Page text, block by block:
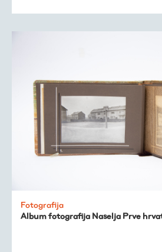
Fotografija
Album fotografija Naselja Prve